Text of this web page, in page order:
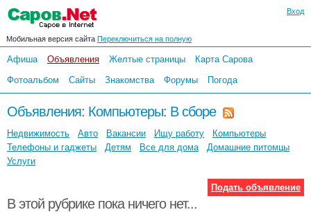
Вход
Мобильная версия сайта Переключиться на полную
Афиша Объявления Желтые страницы
Карта Сарова
Фотоальбом
Сайты Знакомства Форумы Погода
Объявления: Компьютеры: В сборе
Недвижимость Авто Вакансии Ищу работу
Компьютеры
Телефоны и гаджеты
Детям Все для дома
Домашние питомцы
Услуги
Подать объявление
В этой рубрике пока ничего нет...